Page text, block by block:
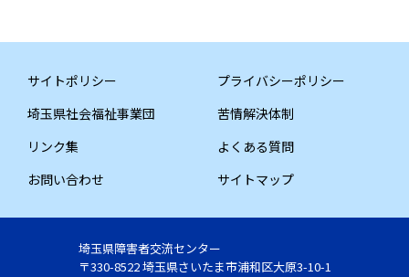
サイトポリシー
プライバシーポリシー
埼玉県社会福祉事業団
苦情解決体制
リンク集
よくある質問
お問い合わせ
サイトマップ
埼玉県障害者交流センター
〒330-8522 埼玉県さいたま市浦和区大原3-10-1